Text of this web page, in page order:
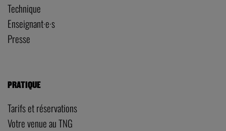
Technique
Enseignant·e·s
Presse
PRATIQUE
Tarifs et réservations
Votre venue au TNG